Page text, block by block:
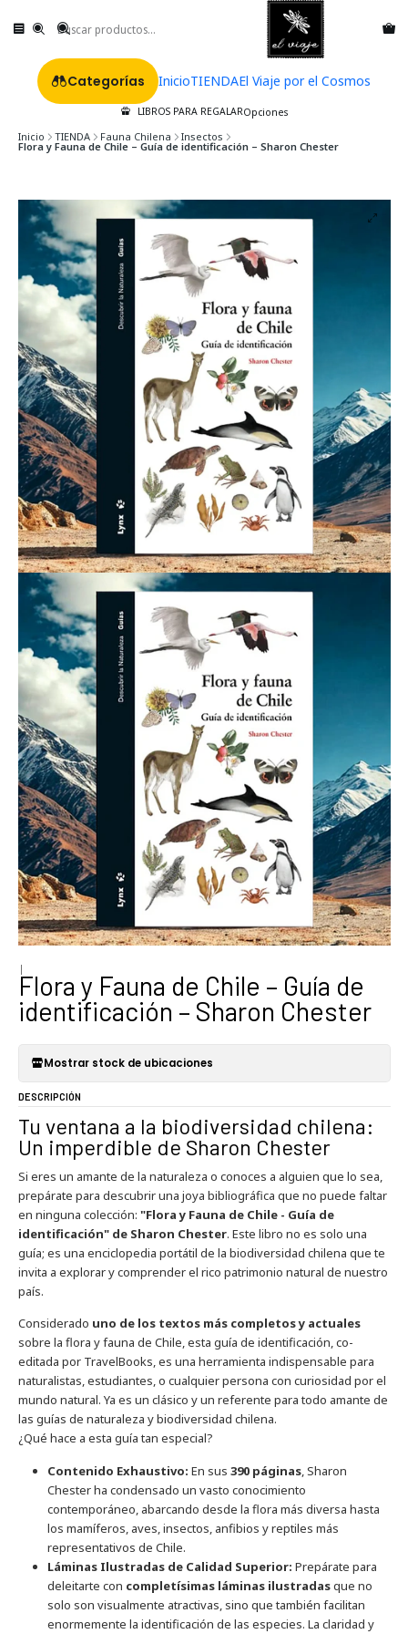
Categorías InicioTIENDAEl Viaje por el Cosmos
LIBROS PARA REGALAROpciones
Inicio TIENDA Fauna Chilena Insectos
Flora y Fauna de Chile – Guía de identificación – Sharon Chester
|
Flora y Fauna de Chile – Guía de
identificación – Sharon Chester
Mostrar stock de ubicaciones
DESCRIPCIÓN
Tu ventana a la biodiversidad chilena:
Un imperdible de Sharon Chester
Si eres un amante de la naturaleza o conoces a alguien que lo sea,
prepárate para descubrir una joya bibliográfica que no puede faltar
en ninguna colección: "Flora y Fauna de Chile - Guía de
identificación" de Sharon Chester. Este libro no es solo una
guía; es una enciclopedia portátil de la biodiversidad chilena que te
invita a explorar y comprender el rico patrimonio natural de nuestro
país.
Considerado uno de los textos más completos y actuales
sobre la flora y fauna de Chile, esta guía de identificación, co-
editada por TravelBooks, es una herramienta indispensable para
naturalistas, estudiantes, o cualquier persona con curiosidad por el
mundo natural. Ya es un clásico y un referente para todo amante de
las guías de naturaleza y biodiversidad chilena.
¿Qué hace a esta guía tan especial?
Contenido Exhaustivo: En sus 390 páginas, Sharon
Chester ha condensado un vasto conocimiento
contemporáneo, abarcando desde la flora más diversa hasta
los mamíferos, aves, insectos, anfibios y reptiles más
representativos de Chile.
Láminas Ilustradas de Calidad Superior: Prepárate para
deleitarte con completísimas láminas ilustradasque no
solo son visualmente atractivas, sino que también facilitan
enormemente la identificación de las especies. La claridad y